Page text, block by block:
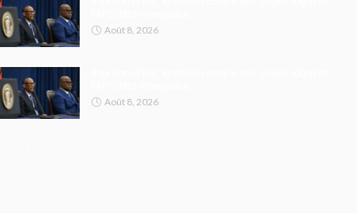
Août 8, 2026
Août 8, 2026